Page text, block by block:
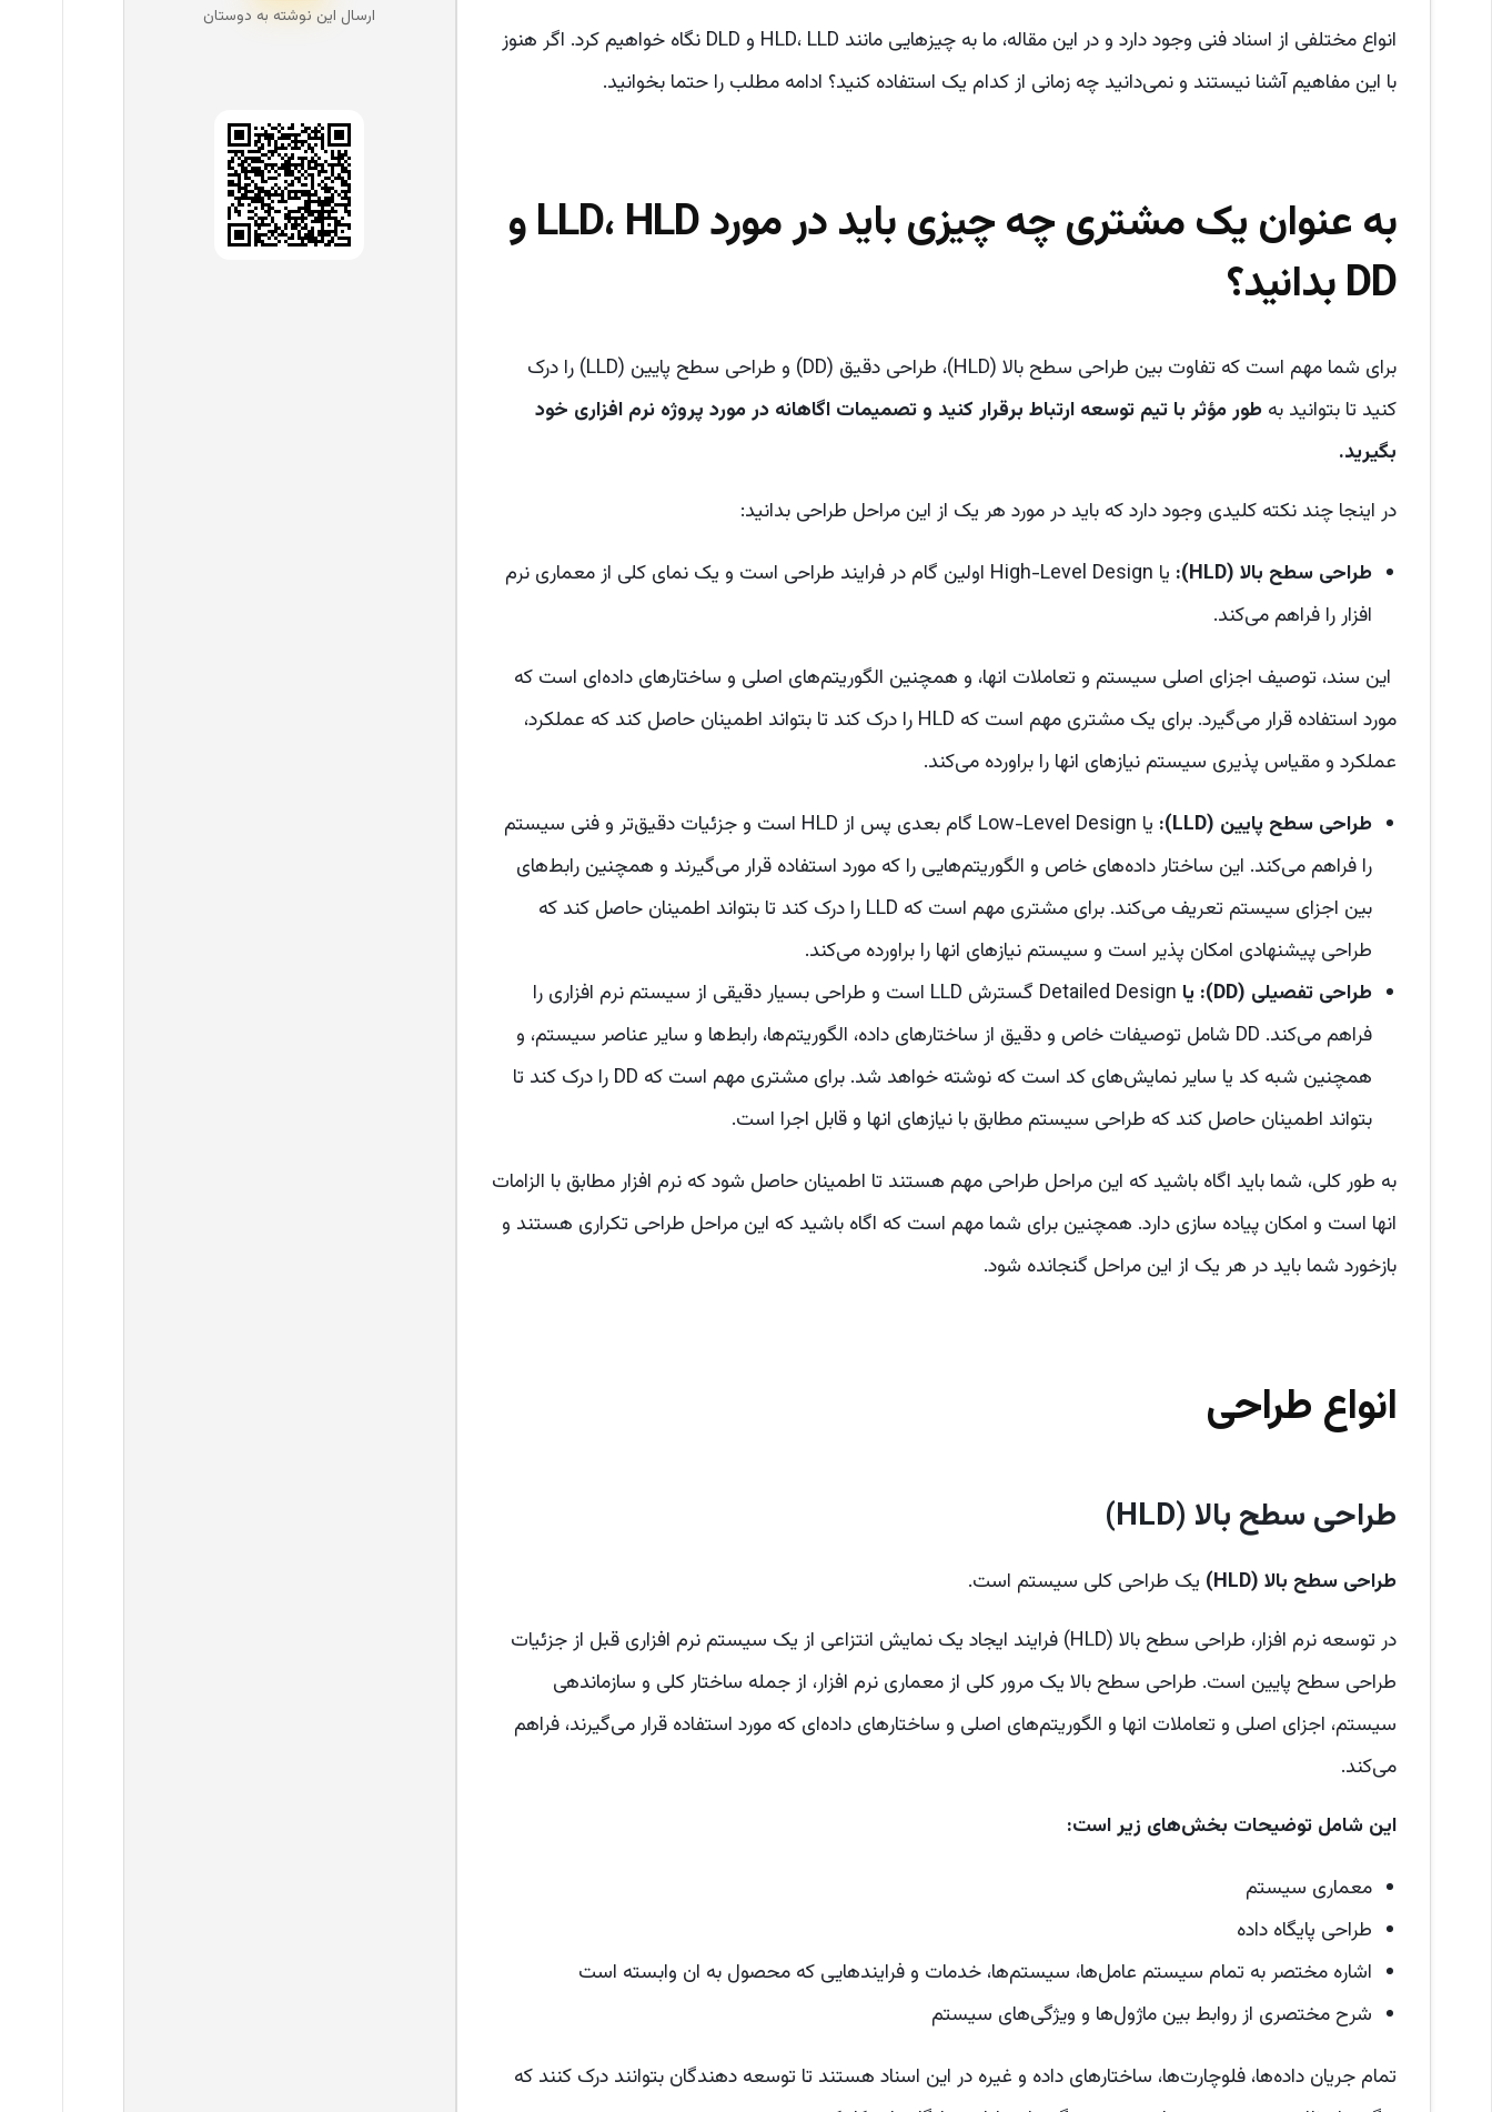
انواع مختلفی از اسناد فنی وجود دارد و در این مقاله، ما به چیزهایی مانند HLD، LLD و DLD نگاه خواهیم کرد. اگر هنوز
با این مفاهیم آشنا نیستند و نمی‌دانید چه زمانی از کدام یک استفاده کنید؟ ادامه مطلب را حتما بخوانید.
به عنوان یک مشتری چه چیزی باید در مورد LLD، HLD و
DD بدانید؟
برای شما مهم است که تفاوت بین طراحی سطح بالا (HLD)، طراحی دقیق (DD) و طراحی سطح پایین (LLD) را درک
کنید تا بتوانید به طور مؤثر با تیم توسعه ارتباط برقرار کنید و تصمیمات اگاهانه در مورد پروژه نرم افزاری خود
بگیرید.
در اینجا چند نکته کلیدی وجود دارد که باید در مورد هر یک از این مراحل طراحی بدانید:
طراحی سطح بالا (HLD
):
یا High-Level Design اولین گام در فرایند طراحی است و یک نمای کلی از معماری نرم
افزار را فراهم می‌کند.
این سند، توصیف اجزای اصلی سیستم و تعاملات انها، و همچنین الگوریتم‌های اصلی و ساختارهای داده‌ای است که
مورد استفاده قرار می‌گیرد. برای یک مشتری مهم است که HLD را درک کند تا بتواند اطمینان حاصل کند که عملکرد،
عملکرد و مقیاس پذیری سیستم نیازهای انها را براورده می‌کند.
طراحی سطح پایین (LLD
):
یا Low-Level Design گام بعدی پس از HLD است و جزئیات دقیق‌تر و فنی سیستم
را فراهم می‌کند. این ساختار داده‌های خاص و الگوریتم‌هایی را که مورد استفاده قرار می‌گیرند و همچنین رابط‌های
بین اجزای سیستم تعریف می‌کند. برای مشتری مهم است که LLD را درک کند تا بتواند اطمینان حاصل کند که
طراحی پیشنهادی امکان پذیر است و سیستم نیازهای انها را براورده می‌کند.
طراحی تفصیلی (DD): یا
Detailed Design گسترش LLD است و طراحی بسیار دقیقی از سیستم نرم افزاری را
فراهم می‌کند. DD شامل توصیفات خاص و دقیق از ساختارهای داده، الگوریتم‌ها، رابط‌ها و سایر عناصر سیستم، و
همچنین شبه کد یا سایر نمایش‌های کد است که نوشته خواهد شد. برای مشتری مهم است که DD را درک کند تا
بتواند اطمینان حاصل کند که طراحی سیستم مطابق با نیازهای انها و قابل اجرا است.
به طور کلی، شما باید اگاه باشید که این مراحل طراحی مهم هستند تا اطمینان حاصل شود که نرم افزار مطابق با الزامات
انها است و امکان پیاده سازی دارد. همچنین برای شما مهم است که اگاه باشید که این مراحل طراحی تکراری هستند و
بازخورد شما باید در هر یک از این مراحل گنجانده شود.
انواع طراحی
طراحی سطح بالا (HLD
)
طراحی سطح بالا (HLD
) یک طراحی کلی سیستم است.
در توسعه نرم افزار، طراحی سطح بالا (HLD) فرایند ایجاد یک نمایش انتزاعی از یک سیستم نرم افزاری قبل از جزئیات
طراحی سطح پایین است. طراحی سطح بالا یک مرور کلی از معماری نرم افزار، از جمله ساختار کلی و سازماندهی
سیستم، اجزای اصلی و تعاملات انها و الگوریتم‌های اصلی و ساختارهای داده‌ای که مورد استفاده قرار می‌گیرند، فراهم
می‌کند.
این شامل توضیحات بخش‌های زیر است:
معماری سیستم
طراحی پایگاه داده
اشاره مختصر به تمام سیستم عامل‌ها، سیستم‌ها، خدمات و فرایندهایی که محصول به ان وابسته است
شرح مختصری از روابط بین ماژول‌ها و ویژگی‌های سیستم
تمام جریان داده‌ها، فلوچارت‌ها، ساختارهای داده و غیره در این اسناد هستند تا توسعه دهندگان بتوانند درک کنند که
ارسال این نوشته به دوستان‌